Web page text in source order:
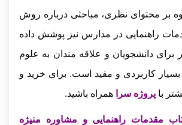
بر محتوای نظری، مباحثی درباره روش‌
راهنمایی در مدارس نیز پوشش داده
برای دانشجویان و علاقه‌ مندان به علوم
کاربردی و مفید است. برای خرید و
با پروژه سرا همراه باشید.
مقدمات راهنمایی و مشاوره منیژه